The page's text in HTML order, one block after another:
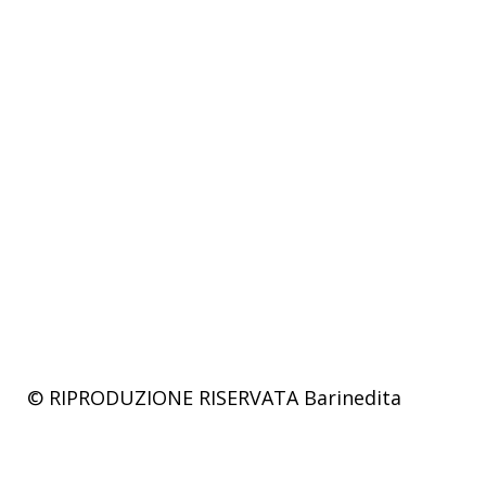
© RIPRODUZIONE RISERVATA Barinedita